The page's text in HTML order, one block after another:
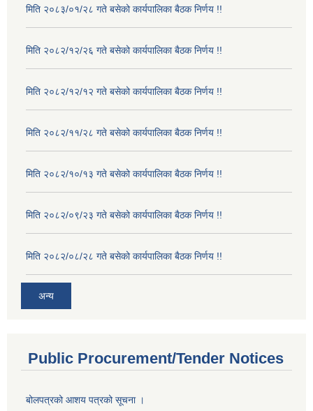
मिति २०८३/०१/२८ गते बसेको कार्यपालिका बैठक निर्णय !!
मिति २०८२/१२/२६ गते बसेको कार्यपालिका बैठक निर्णय !!
मिति २०८२/१२/१२ गते बसेको कार्यपालिका बैठक निर्णय !!
मिति २०८२/११/२८ गते बसेको कार्यपालिका बैठक निर्णय !!
मिति २०८२/१०/१३ गते बसेको कार्यपालिका बैठक निर्णय !!
मिति २०८२/०९/२३ गते बसेको कार्यपालिका बैठक निर्णय !!
मिति २०८२/०८/२८ गते बसेको कार्यपालिका बैठक निर्णय !!
अन्य
Public Procurement/Tender Notices
बोलपत्रको आशय पत्रको सूचना ।